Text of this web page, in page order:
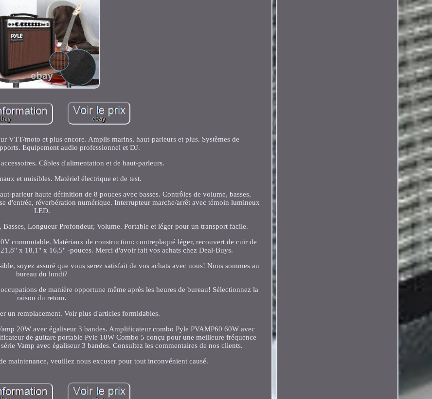
VTT/moto et plus encore. Amplis marins, haut-parleurs et plus. Systèmes de
Equipement audio professionnel et DJ.
Câbles d'alimentation et de haut-parleurs.
et nuisibles. Matériel électrique et de test.
parleur haute définition de 8 pouces avec basses. Contrôles de volume, basses,
d'entrée, réverbération numérique. Interrupteur marche/arrêt avec témoin lumineux
LED.
Longueur Profondeur, Volume. Portable et léger pour un transport facile.
commutable. Matériaux de construction: contreplaqué léger, recouvert de cuir de
x 18,1'' x 16,5'' -pouces. Merci d'avoir fait vos achats chez Deal-Buys.
soyez assuré que vous serez satisfait de vos achats avec nous! Nous sommes au
bureau du lundi?
de manière opportune même après les heures de bureau! Sélectionnez la
raison du retour.
un remplacement. Voir plus d'articles formidables.
20W avec égaliseur 3 bandes. Amplificateur combo Pyle PVAMP60 60W avec
de guitare portable Pyle 10W Combo 5 conçu pour une meilleure fréquence
Vamp avec égaliseur 3 bandes. Consultez les commentaires de nos clients.
maintenance, veuillez nous excuser pour tout inconvénient causé.